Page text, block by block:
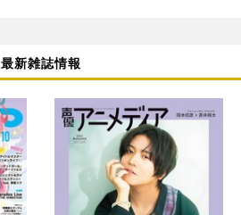
最新雑誌情報